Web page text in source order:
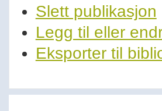
Slett publikasjon
Legg til eller
Eksporter til